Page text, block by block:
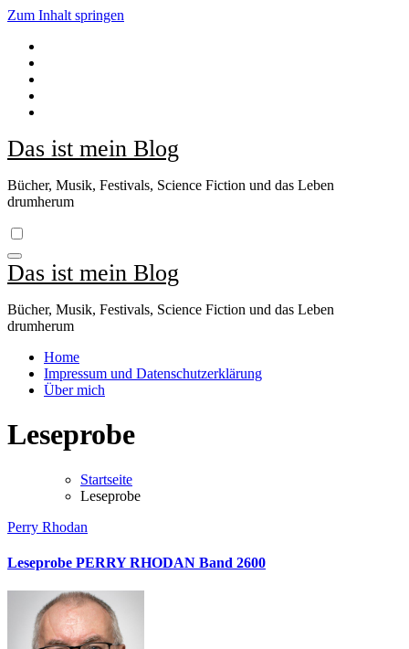
Zum Inhalt springen
Das ist mein Blog
Bücher, Musik, Festivals, Science Fiction und das Leben
drumherum
Das ist mein Blog
Bücher, Musik, Festivals, Science Fiction und das Leben
drumherum
Home
Impressum und Datenschutzerklärung
Über mich
Leseprobe
Startseite
Leseprobe
Perry Rhodan
Leseprobe PERRY RHODAN Band 2600